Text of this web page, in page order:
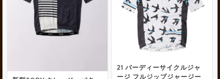
21 バーディーサイクルジャ
ージ フルジップジャージー